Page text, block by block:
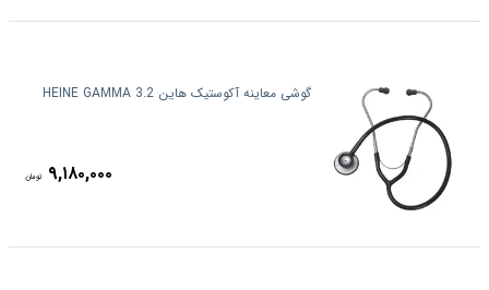
گوشی معاینه آکوستیک هاین HEINE GAMMA 3.2
۹,۱۸۰,۰۰۰ تومان